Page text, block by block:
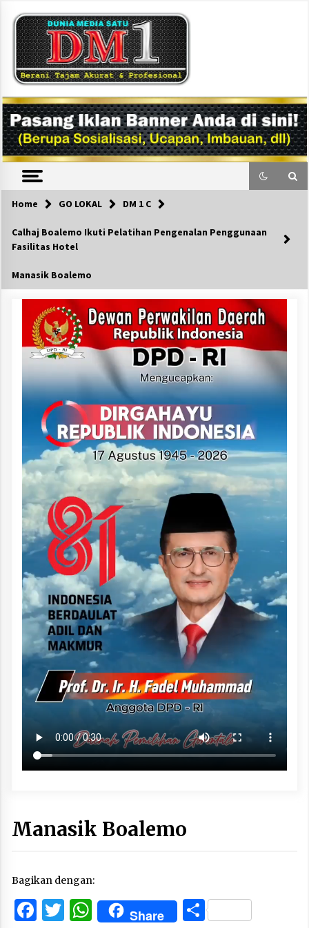
content
DM1
Home GO LOKAL DM 1 C
Calhaj Boalemo Ikuti Pelatihan Pengenalan Penggunaan
Fasilitas Hotel
Manasik Boalemo
Manasik Boalemo
Bagikan dengan:
Facebook
Twitter
WhatsApp
Share Share